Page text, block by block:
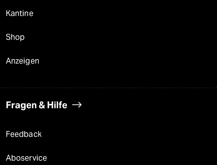
Kantine
Shop
Anzeigen
Fragen & Hilfe
Feedback
Aboservice